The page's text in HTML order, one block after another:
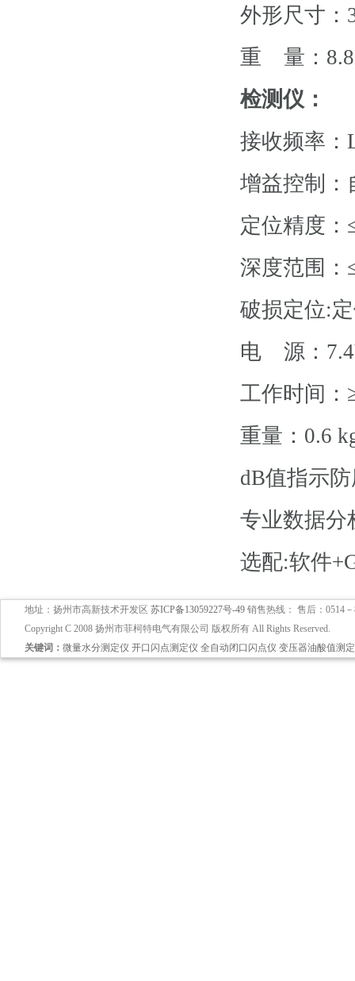
外形尺寸：
重 量：
检测仪：
接收频率：
增益控制：
定位精度：
深度范围：
破损定位:定
电 源：
工作时间：
重量：0.6
dB值指示防
专业数据分
选配:软件
地址：扬州市高新技术开发区 苏ICP备13059227号-49 销售热线： 售后：0514
Copyright C 2008 扬州市菲柯特电气有限公司 版权所有 All Rights Reserved.
关键词： 微量水分测定仪 开口闪点测定仪 全自动闭口闪点仪 变压器油酸值测